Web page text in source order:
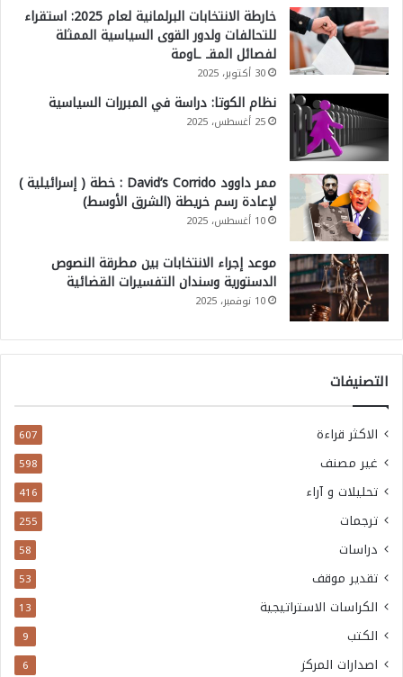
خارطة الانتخابات البرلمانية لعام 2025: استقراء
للتحالفات ولدور القوى السياسية الممثلة
لفصائل المقـ ـاومة
30 أكتوبر، 2025
نظام الكوتا: دراسة في المبررات السياسية
25 أغسطس، 2025
ممر داوود David’s Corrido : خطة ( إسرائيلية )
لإعادة رسم خريطة (الشرق الأوسط)
10 أغسطس، 2025
موعد إجراء الانتخابات بين مطرقة النصوص
الدستورية وسندان التفسيرات القضائية
10 نوفمبر، 2025
التصنيفات
الاكثر قراءة 607
غير مصنف 598
تحليلات و آراء 416
ترجمات 255
دراسات 58
تقدير موقف 53
الكراسات الاستراتيجية 13
الكتب 9
اصدارات المركز 6